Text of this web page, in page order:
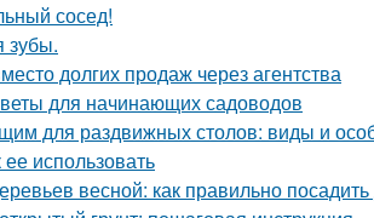
сосед!
зубы.
долгих продаж через агентства
для начинающих садоводов
для раздвижных столов: виды и
ее использовать
весной: как правильно